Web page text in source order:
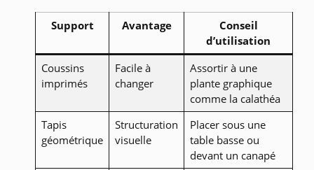
Support Avantage
Conseil
d’utilisation
Coussins
imprimés
Facile à
changer
Assortir à une
plante graphique
comme la calathéa
Tapis
géométrique
Structuration
visuelle
Placer sous une
table basse ou
devant un canapé